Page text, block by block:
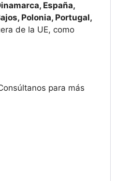
España,
Polonia, Portugal,
de la UE, como
para más